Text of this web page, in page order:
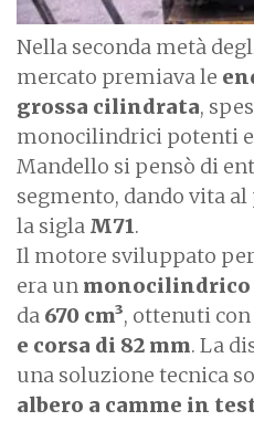
Nella seconda metà
mercato premiava le
grossa cilindrata,
monocilindrici potenti e
Mandello si pensò di
segmento, dando vita
la sigla M71.
Il motore sviluppato
era un monocilindrico
da 670 cm³, ottenuti con
e corsa di 82 mm. La
una soluzione tecnica
albero a camme in